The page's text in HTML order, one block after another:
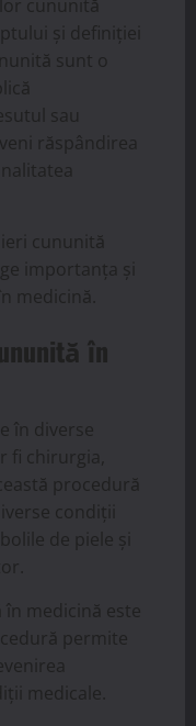
cununită
și definiției
sunt o
sau
răspândirea
cununită
importanța și
medicină.
în
în diverse
fi chirurgia,
procedură
condiții
de piele și
medicină este
permite
medicale.